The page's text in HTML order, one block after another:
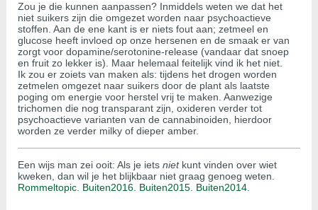
Zou je die kunnen aanpassen? Inmiddels weten we dat het
niet suikers zijn die omgezet worden naar psychoactieve
stoffen. Aan de ene kant is er niets fout aan; zetmeel en
glucose heeft invloed op onze hersenen en de smaak er van
zorgt voor dopamine/serotonine-release (vandaar dat snoep
en fruit zo lekker is). Maar helemaal feitelijk vind ik het niet.
Ik zou er zoiets van maken als: tijdens het drogen worden
zetmelen omgezet naar suikers door de plant als laatste
poging om energie voor herstel vrij te maken. Aanwezige
trichomen die nog transparant zijn, oxideren verder tot
psychoactieve varianten van de cannabinoiden, hierdoor
worden ze verder milky of dieper amber.
Een wijs man zei ooit: Als je iets nietkunt vinden over wiet
kweken, dan wil je het blijkbaar niet graag genoeg weten.
Rommeltopic. Buiten2016. Buiten2015 Buiten2014